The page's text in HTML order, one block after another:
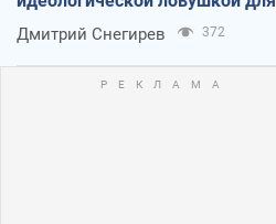
оккупантов
Дмитрий Снегирев 372